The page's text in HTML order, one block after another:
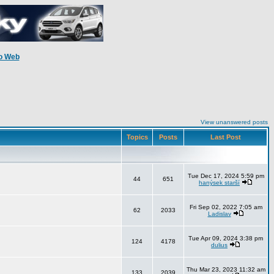
Web
View unanswered posts
Topics Posts Last Post
44 651
Tue Dec 17, 2024 5:59 pm
hanýsek starší
62 2033
Fri Sep 02, 2022 7:05 am
Ladislav
124 4178
Tue Apr 09, 2024 3:38 pm
dulius
133 2039
Thu Mar 23, 2023 11:32 am